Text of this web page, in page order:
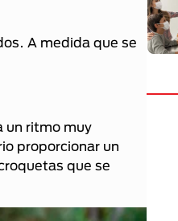
A medida que se
un ritmo muy
proporcionar un
que se